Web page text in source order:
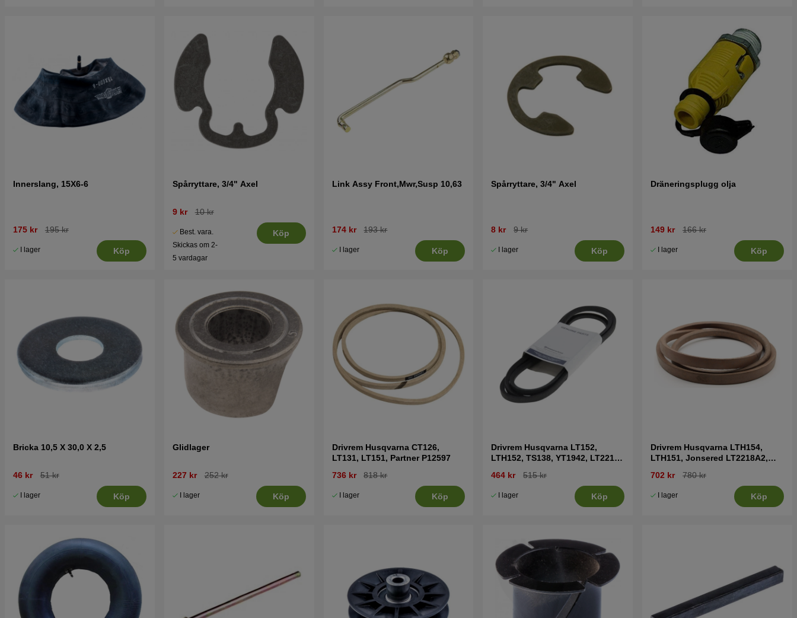
Innerslang, 15X6-6
175 kr 195 kr
I lager Köp
Spårryttare, 3/4" Axel
9 kr 10 kr
Best. vara.
Skickas om 2-
5 vardagar
Köp
Link Assy Front,Mwr,Susp 10,63
174 kr 193 kr
I lager Köp
Spårryttare, 3/4" Axel
8 kr 9 kr
I lager Köp
Dräneringsplugg olja
149 kr 166 kr
I lager Köp
Bricka 10,5 X 30,0 X 2,5
46 kr 51 kr
I lager Köp
Glidlager
227 kr 252 kr
I lager Köp
Drivrem Husqvarna CT126,
LT131, LT151, Partner P12597
736 kr
818 kr
I lager Köp
Drivrem Husqvarna LT152,
LTH152, TS138, YT1942, LT2216
464 kr 515 kr
I lager Köp
Drivrem Husqvarna LTH154,
LTH151, Jonsered LT2218A2,
702 kr 780 kr
I lager Köp